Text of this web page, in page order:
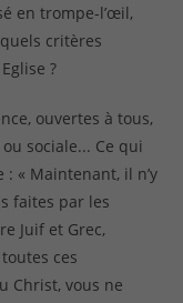
en trompe-l’œil,
critères
?
ouvertes à tous,
sociale... Ce qui
« Maintenant, il n’y
faites par les
Juif et Grec,
ces
Christ, vous ne